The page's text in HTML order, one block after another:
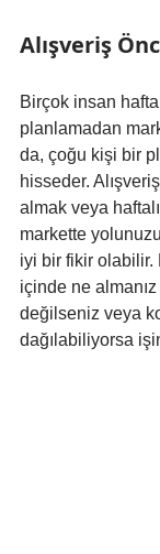
Alışveriş
Birçok insan
planlamadan
da, çoğu kişi bir
hisseder.
almak veya
markette
iyi bir fikir
içinde ne
değilseniz veya
dağılabiliyorsa